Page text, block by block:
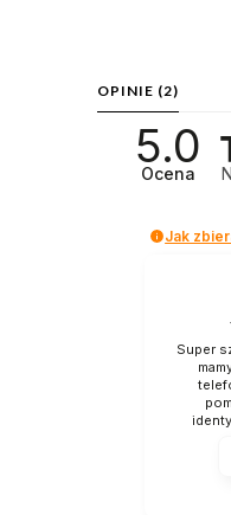
OPINIE (2)
5.0
Ocena
Jak
Super